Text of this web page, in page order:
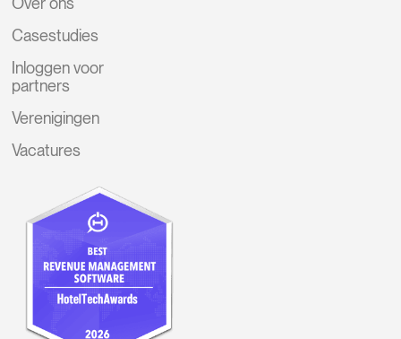
Casestudies
Inloggen voor
partners
Verenigingen
Vacatures